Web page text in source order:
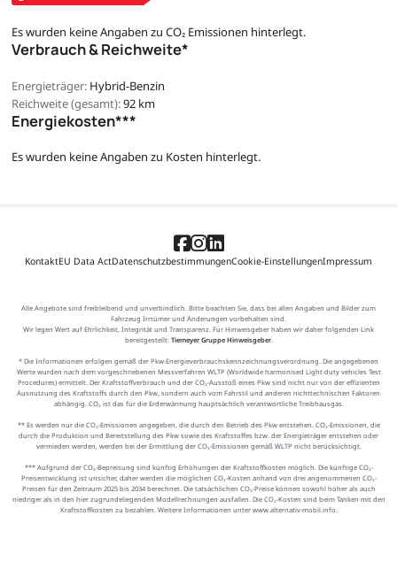
Es wurden keine Angaben zu CO₂ Emissionen hinterlegt.
Verbrauch & Reichweite*
Energieträger: Hybrid-Benzin
Reichweite (gesamt):92 km
Energiekosten***
Es wurden keine Angaben zu Kosten hinterlegt.
KontaktEU Data ActDatenschutzbestimmungenCookie-EinstellungenImpressum
Alle Angebote sind freibleibend und unverbindlich. Bitte beachten Sie, dass bei allen Angaben und Bilder zum
Fahrzeug Irrtümer und Änderungen vorbehalten sind.
Wir legen Wert auf Ehrlichkeit, Integrität und Transparenz. Für Hinweisgeber haben wir daher folgenden Link
bereitgestellt: Tiemeyer Gruppe Hinweisgeber.
* Die Informationen erfolgen gemäß der Pkw-Energieverbrauchskennzeichnungsverordnung. Die angegebenen
Werte wurden nach dem vorgeschriebenen Messverfahren WLTP (Worldwide harmonised Light-duty vehicles Test
Procedures) ermittelt. Der Kraftstoffverbrauch und der CO₂-Ausstoß eines Pkw sind nicht nur von der effizienten
Ausnutzung des Kraftstoffs durch den Pkw, sondern auch vom Fahrstil und anderen nichttechnischen Faktoren
abhängig. CO₂ ist das für die Erderwärmung hauptsächlich verantwortliche Treibhausgas.
** Es werden nur die CO₂-Emissionen angegeben, die durch den Betrieb des Pkw entstehen. CO₂-Emissionen, die
durch die Produktion und Bereitstellung des Pkw sowie des Kraftstoffes bzw. der Energieträger entstehen oder
vermieden werden, werden bei der Ermittlung der CO₂-Emissionen gemäß WLTP nicht berücksichtigt.
*** Aufgrund der CO₂-Bepreisung sind künftig Erhöhungen der Kraftstoffkosten möglich. Die künftige CO₂-
Preisentwicklung ist unsicher, daher werden die möglichen CO₂-Kosten anhand von drei angenommenen CO₂-
Preisen für den Zeitraum 2025 bis 2034 berechnet. Die tatsächlichen CO₂-Preise können sowohl höher als auch
niedriger als in den hier zugrundeliegenden Modellrechnungen ausfallen. Die CO₂-Kosten sind beim Tanken mit den
Kraftstoffkosten zu bezahlen. Weitere Informationen unter www.alternativ-mobil.info.